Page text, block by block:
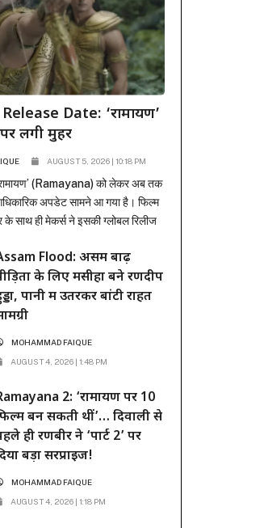
Date: ‘रामायण’
लगी मुहर
AUGUST 5, 2026 | 10:18 PM
(Ramayana) को लेकर अब तक
अपडेट सामने आ गया है। फिल्म
साथ ही मेकर्स ने इसकी ग्लोबल रिलीज
पिक्चर्स ने मुहर लगा दी है कि यह भव्य
Flood: असम बाढ़
के लिए मसीहा बने रणदीप
पानी में उतरकर बांटी राहत
MOHAMMAD FAIQUE
AUGUST 4, 2026 | 1:48 PM
2: ‘रामायण पर 10
बन सकती थीं’… दिवाली से
ही रणबीर ने ‘पार्ट 2’ पर
बड़ा सरप्राइज!
MOHAMMAD FAIQUE
AUGUST 4, 2026 | 1:18 PM